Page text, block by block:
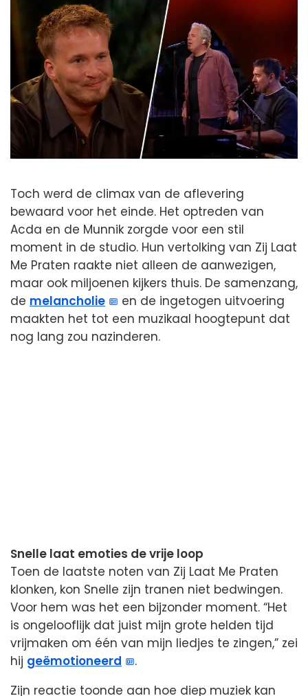
Toch werd de climax van de aflevering
bewaard voor het einde. Het optreden van
Acda en de Munnik zorgde voor een stil
moment in de studio. Hun vertolking van Zij Laat
Me Praten raakte niet alleen de aanwezigen,
maar ook miljoenen kijkers thuis. De samenzang,
de melancholie
en de ingetogen uitvoering
maakten het tot een muzikaal hoogtepunt dat
nog lang zou nazinderen.
Snelle laat emoties de vrije loop
Toen de laatste noten van Zij Laat Me Praten
klonken, kon Snelle zijn tranen niet bedwingen.
Voor hem was het een bijzonder moment. “Het
is ongelooflijk dat juist mijn grote helden tijd
vrijmaken om één van mijn liedjes te zingen,” zei
hij geëmotioneerd
.
Zijn reactie toonde aan hoe diep muziek kan